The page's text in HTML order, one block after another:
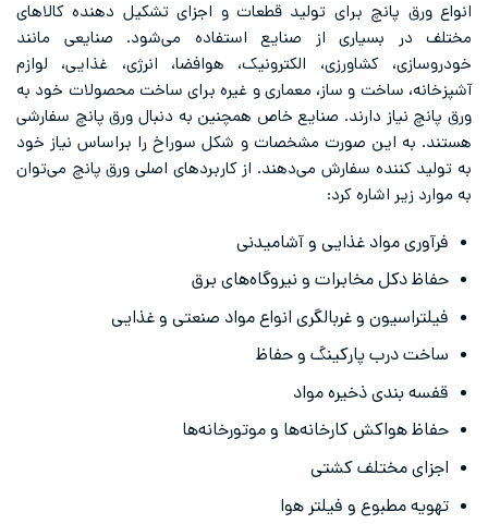
انواع ورق پانچ برای تولید قطعات و اجزای تشکیل دهنده کالاهای
مختلف در بسیاری از صنایع استفاده می‌شود. صنایعی مانند
خودروسازی، کشاورزی، الکترونیک، هوافضا، انرژی، غذایی، لوازم
آشپزخانه، ساخت و ساز، معماری و غیره برای ساخت محصولات خود به
ورق پانچ نیاز دارند. صنایع خاص همچنین به دنبال ورق پانچ سفارشی
هستند. به این صورت مشخصات و شکل سوراخ را براساس نیاز خود
به تولید کننده سفارش می‌دهند. از کاربردهای اصلی ورق پانچ می‌توان
به موارد زیر اشاره کرد:
فرآوری مواد غذایی و آشامیدنی
حفاظ دکل مخابرات و نیروگاه‌های برق
فیلتراسیون و غربالگری انواع مواد صنعتی و غذایی
ساخت درب پارکینگ و حفاظ
قفسه بندی ذخیره مواد
حفاظ هواکش کارخانه‌ها و موتورخانه‌ها
اجزای مختلف کشتی
تهویه مطبوع و فیلتر هوا